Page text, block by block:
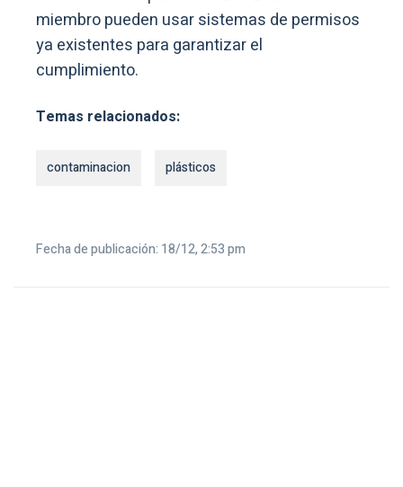
miembro pueden usar sistemas de permisos
ya existentes para garantizar el
cumplimiento.
Temas relacionados:
contaminacion plásticos
Fecha de publicación: 18/12, 2:53 pm